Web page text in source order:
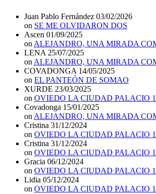
Juan Pablo Fernández 03/02/2026
on SE ME OLVIDARON DOS
Ascen 01/09/2025
on ALEJANDRO, UNA MIRADA
LENA 25/07/2025
on ALEJANDRO, UNA MIRADA
COVADONGA 14/05/2025
on EL PANTEÓN DE SOMAO
XURDE 23/03/2025
on OVIEDO LA CIUDAD PALACIO
Covadonga 15/01/2025
on ALEJANDRO, UNA MIRADA
Cristina 31/12/2024
on OVIEDO LA CIUDAD PALACIO
Cristina 31/12/2024
on OVIEDO LA CIUDAD PALACIO
Gracia 06/12/2024
on OVIEDO LA CIUDAD PALACIO
Lidia 05/12/2024
on OVIEDO LA CIUDAD PALACIO